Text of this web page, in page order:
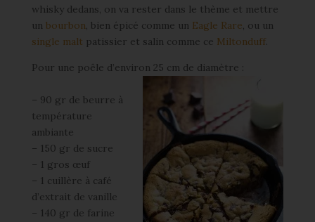
whisky dedans, on va rester dans le thème et mettre
un bourbon, bien épicé comme un Eagle Rare, ou un
single malt patissier et salin comme ce Miltonduff.
Pour une poêle d’environ 25 cm de diamètre :
– 90 gr de beurre à
température
ambiante
– 150 gr de sucre
– 1 gros œuf
– 1 cuillère à café
d’extrait de vanille
– 140 gr de farine